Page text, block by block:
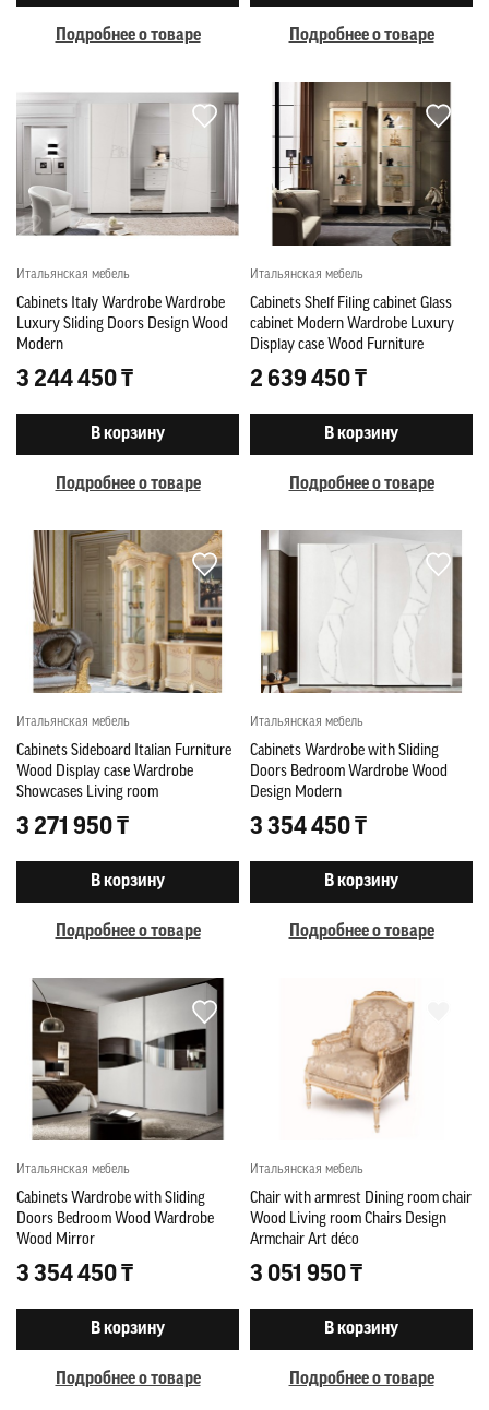
Подробнее о товаре Подробнее о товаре
Итальянская мебель
Cabinets Italy Wardrobe Wardrobe
Luxury Sliding Doors Design Wood
Modern
3 244 450 ₸
В корзину
Подробнее о товаре
Итальянская мебель
Cabinets Shelf Filing cabinet Glass
cabinet Modern Wardrobe Luxury
Display case Wood Furniture
2 639 450 ₸
В корзину
Подробнее о товаре
Итальянская мебель
Cabinets Sideboard Italian Furniture
Wood Display case Wardrobe
Showcases Living room
3 271 950 ₸
В корзину
Подробнее о товаре
Итальянская мебель
Cabinets Wardrobe with Sliding
Doors Bedroom Wardrobe Wood
Design Modern
3 354 450 ₸
В корзину
Подробнее о товаре
Итальянская мебель
Cabinets Wardrobe with Sliding
Doors Bedroom Wood Wardrobe
Wood Mirror
3 354 450 ₸
В корзину
Подробнее о товаре
Итальянская мебель
Chair with armrest Dining room chair
Wood Living room Chairs Design
Armchair Art déco
3 051 950 ₸
В корзину
Подробнее о товаре